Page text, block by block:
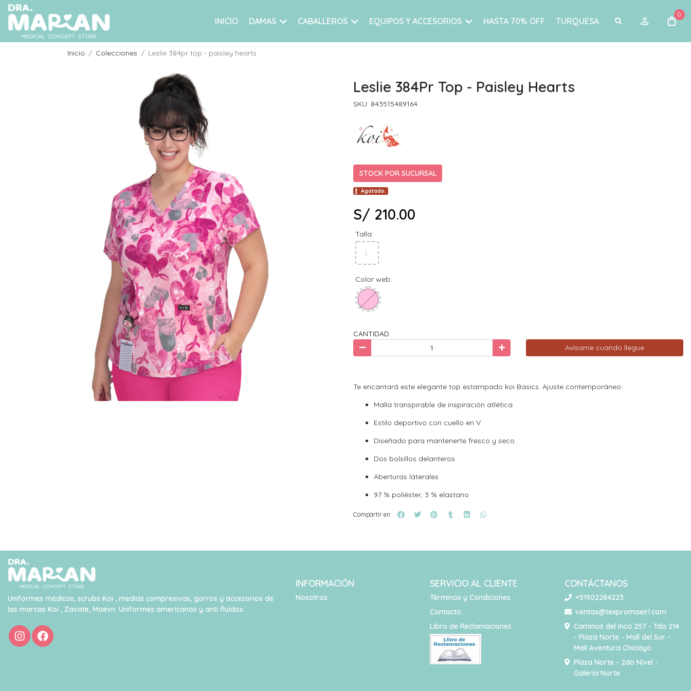
INICIO DAMAS CABALLEROS EQUIPOS Y ACCESORIOS HASTA 70% OFF TURQUESA
0
Inicio Colecciones Leslie 384pr top - paisley hearts
Leslie 384Pr Top - Paisley Hearts
SKU: 843515489164
STOCK POR SUCURSAL
Agotado.
S/ 210.00
Talla:
L
Color web:
CANTIDAD
Avísame cuando llegue
Te encantará este elegante top estampado koi Basics. Ajuste contemporáneo.
Malla transpirable de inspiración atlética
Estilo deportivo con cuello en V.
Diseñado para mantenerte fresco y seco.
Dos bolsillos delanteros
Aberturas laterales
97 % poliéster, 3 % elastano
Compartir en:
Uniformes médicos, scrubs Koi , medias compresivas, gorros y accesorios de
las marcas Koi , Zavate, Maevn. Uniformes americanos y anti fluidos.
INFORMACIÓN
Nosotros
SERVICIO AL CLIENTE
Términos y Condiciones
Contacto
Libro de Reclamaciones
CONTÁCTANOS
+51902284223
ventas@texpromaeirl.com
Caminos del Inca 257 - Tda 214
- Plaza Norte - Mall del Sur -
Mall Aventura Chiclayo
Plaza Norte - 2do Nivel -
Galería Norte